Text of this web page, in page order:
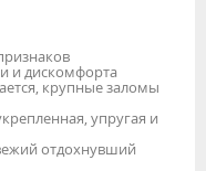
и дискомфорта
крупные заломы
упругая и
отдохнувший